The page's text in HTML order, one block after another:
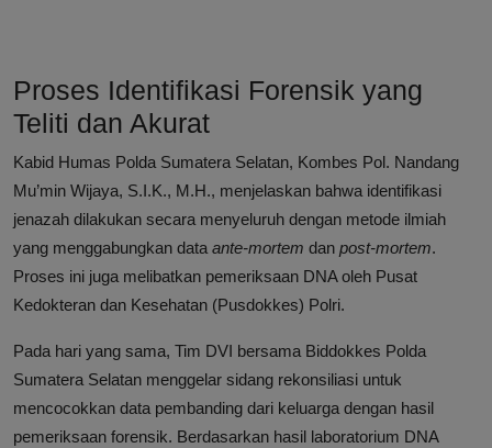
Proses Identifikasi Forensik yang
Teliti dan Akurat
Kabid Humas Polda Sumatera Selatan, Kombes Pol. Nandang
Mu’min Wijaya, S.I.K., M.H., menjelaskan bahwa identifikasi
jenazah dilakukan secara menyeluruh dengan metode ilmiah
yang menggabungkan data ante-mortem dan post-mortem.
Proses ini juga melibatkan pemeriksaan DNA oleh Pusat
Kedokteran dan Kesehatan (Pusdokkes) Polri.
Pada hari yang sama, Tim DVI bersama Biddokkes Polda
Sumatera Selatan menggelar sidang rekonsiliasi untuk
mencocokkan data pembanding dari keluarga dengan hasil
pemeriksaan forensik. Berdasarkan hasil laboratorium DNA